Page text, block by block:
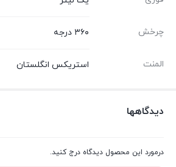
چرخش ۳۶۰ درجه
المنت استریکس انگلستان
دیدگاهها
درمورد این محصول دیدگاه درج کنید.